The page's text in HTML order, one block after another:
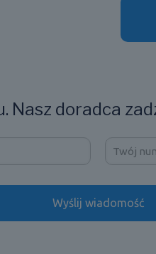
Nasz doradca